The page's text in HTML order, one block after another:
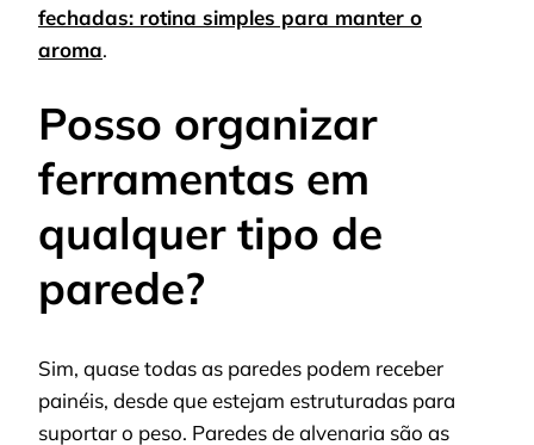
fechadas: rotina simples para manter o
aroma.
Posso organizar
ferramentas em
qualquer tipo de
parede?
Sim, quase todas as paredes podem receber
painéis, desde que estejam estruturadas para
suportar o peso. Paredes de alvenaria são as